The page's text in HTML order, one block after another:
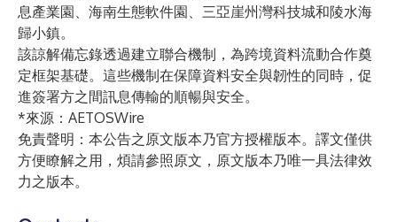
息產業園、海南生態軟件園、三亞崖州灣科技城和陵水海
歸小鎮。
該諒解備忘錄透過建立聯合機制，為跨境資料流動合作奠
定框架基礎。這些機制在保障資料安全與韌性的同時，促
進簽署方之間訊息傳輸的順暢與安全。
*來源： AETOSWire
免責聲明：本公告之原文版本乃官方授權版本。譯文僅供
方便瞭解之用，煩請參照原文，原文版本乃唯一具法律效
力之版本。